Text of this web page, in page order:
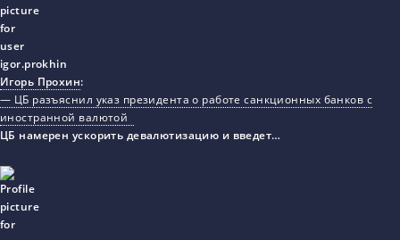
Игорь Прохин:
— ЦБ разъяснил указ президента о работе санкционных банков с
иностранной валютой
ЦБ намерен ускорить девалютизацию и введет…